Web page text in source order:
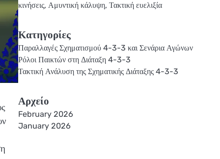
κινήσεις, Αμυντική κάλυψη, Τακτική ευελιξία
Κατηγορίες
Παραλλαγές Σχηματισμού 4-3-3 και Σενάρια Αγώνων
Ρόλοι Παικτών στη Διάταξη 4-3-3
Τακτική Ανάλυση της Σχηματικής Διάταξης 4-3-3
Αρχείο
February 2026
January 2026